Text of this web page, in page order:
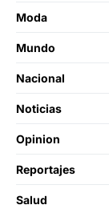
Moda
Mundo
Nacional
Noticias
Opinion
Reportajes
Salud